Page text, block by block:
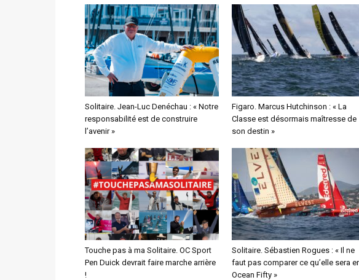
Solitaire. Jean-Luc Denéchau : « Notre
responsabilité est de construire
l’avenir »
Figaro. Marcus Hutchinson : « La
Classe est désormais maîtresse de
son destin »
Touche pas à ma Solitaire. OC Sport
Pen Duick devrait faire marche arrière
!
Solitaire. Sébastien Rogues : « Il ne
faut pas comparer ce qu’elle sera
Ocean Fifty »